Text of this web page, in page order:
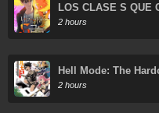
LOS CLASE S QUE
2 hours
Hell Mode: The
Another World with
2 hours